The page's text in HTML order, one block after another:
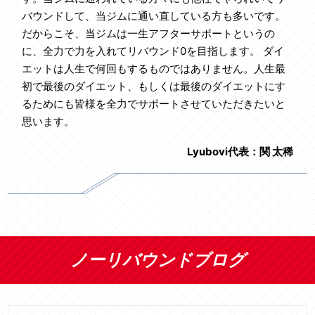
バウンドして、当ジムに通い直している方も多いです。
だからこそ、当ジムは一生アフターサポートというの
に、全力で力を入れてリバウンド0を目指します。 ダイ
エットは人生で何回もするものではありません。人生最
初で最後のダイエット、もしくは最後のダイエットにす
るためにも皆様を全力でサポートさせていただきたいと
思います。
Lyubovi代表：関 太稀
ノーリバウンドブログ